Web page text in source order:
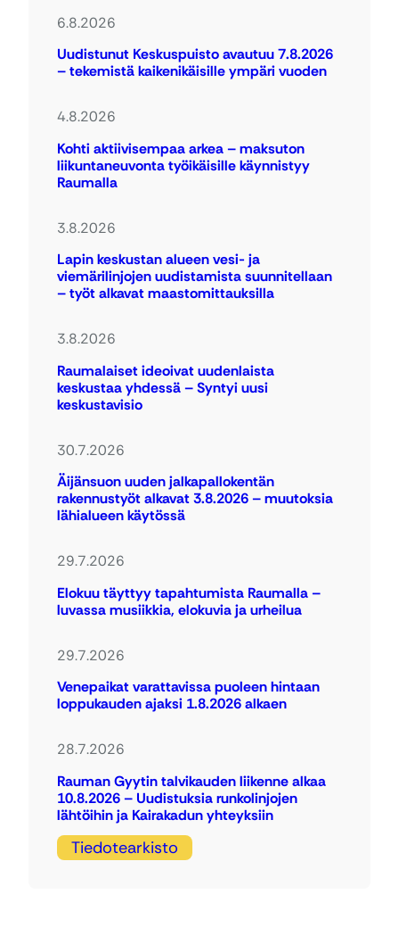
6.8.2026
Uudistunut Keskuspuisto avautuu 7.8.2026
– tekemistä kaikenikäisille ympäri vuoden
4.8.2026
Kohti aktiivisempaa arkea – maksuton
liikuntaneuvonta työikäisille käynnistyy
Raumalla
3.8.2026
Lapin keskustan alueen vesi- ja
viemärilinjojen uudistamista suunnitellaan
– työt alkavat maastomittauksilla
3.8.2026
Raumalaiset ideoivat uudenlaista
keskustaa yhdessä – Syntyi uusi
keskustavisio
30.7.2026
Äijänsuon uuden jalkapallokentän
rakennustyöt alkavat 3.8.2026 – muutoksia
lähialueen käytössä
29.7.2026
Elokuu täyttyy tapahtumista Raumalla –
luvassa musiikkia, elokuvia ja urheilua
29.7.2026
Venepaikat varattavissa puoleen hintaan
loppukauden ajaksi 1.8.2026 alkaen
28.7.2026
Rauman Gyytin talvikauden liikenne alkaa
10.8.2026 – Uudistuksia runkolinjojen
lähtöihin ja Kairakadun yhteyksiin
Tiedotearkisto